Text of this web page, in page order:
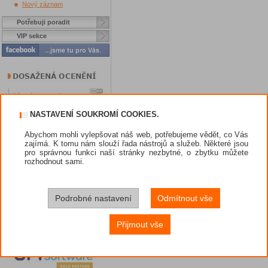
Nový záznam
Potřebuji poradit
VIP sekce
NASTAVENÍ SOUKROMÍ COOKIES.
Abychom mohli vylepšovat náš web, potřebujeme vědět, co Vás
zajímá. K tomu nám slouží řada nástrojů a služeb. Některé jsou
pro správnou funkci naší stránky nezbytné, o zbytku můžete
rozhodnout sami.
Podrobné nastavení Odmítnout vše
Přijmout vše